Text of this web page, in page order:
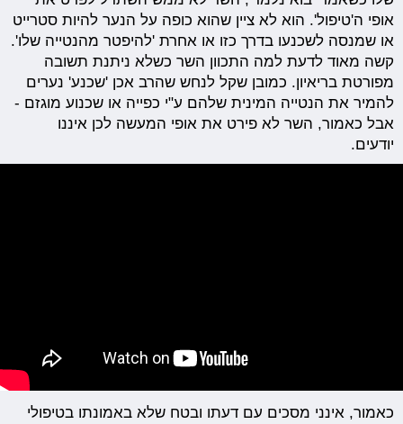
אופי ה'טיפול'. הוא לא ציין שהוא כופה על הנער להיות סטרייט
או שמנסה לשכנעו בדרך כזו או אחרת 'להיפטר מהנטייה שלו'.
קשה מאוד לדעת למה התכוון השר כשלא ניתנת תשובה
מפורטת בריאיון. כמובן שקל לנחש שהרב אכן 'שכנע' נערים
להמיר את הנטייה המינית שלהם ע"י כפייה או שכנוע מוגזם -
אבל כאמור, השר לא פירט את אופי המעשה לכן איננו
יודעים.
כאמור, אינני מסכים עם דעתו ובטח שלא באמונתו בטיפולי